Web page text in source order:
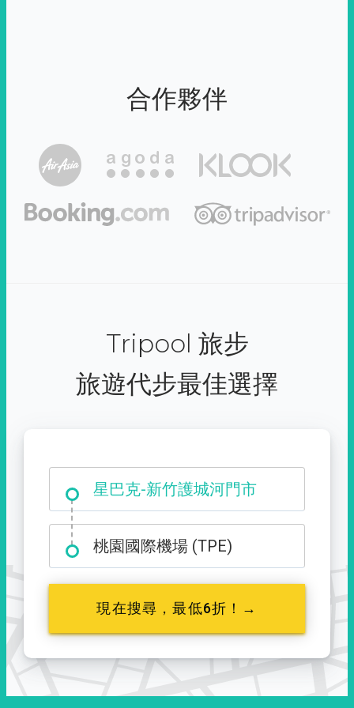
合作夥伴
Tripool 旅步
旅遊代步最佳選擇
星巴克-新竹護城河門市
大霸尖山登山口
桃園國際機場 (TPE)
現在搜尋，最低6折！→